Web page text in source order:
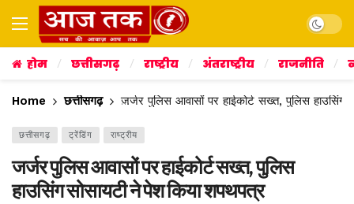
Dark
होम छत्तीसगढ़ राष्ट्रीय अंतराष्ट्रीय राजनीति
Home छत्तीसगढ़ जर्जर पुलिस आवासों पर हाईकोर्ट सख्त, पुलिस
छत्तीसगढ़ ट्रेंडिंग राष्ट्रीय
जर्जर पुलिस आवासों पर हाईकोर्ट सख्त, पुलिस
हाउसिंग सोसायटी ने पेश किया शपथपत्र